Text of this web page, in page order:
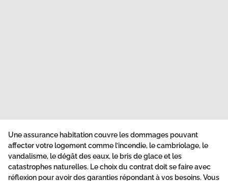
Une assurance habitation couvre les dommages pouvant
affecter votre logement comme l’incendie, le cambriolage, le
vandalisme, le dégât des eaux, le bris de glace et les
catastrophes naturelles. Le choix du contrat doit se faire avec
réflexion pour avoir des garanties répondant à vos besoins. Vous